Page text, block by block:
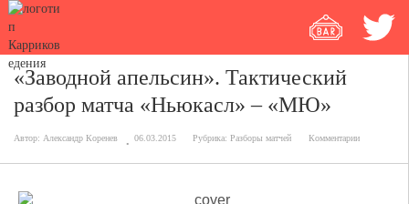
«Заводной апельсин». Тактический
разбор матча «Ньюкасл» – «МЮ»
Автор: Александр Коренев 06.03.2015 Рубрика: Разборы матчей Комментарии